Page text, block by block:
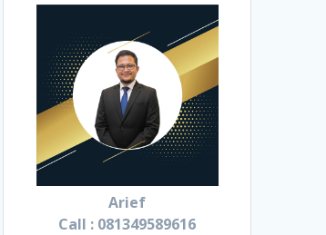
Arief
Call : 081349589616